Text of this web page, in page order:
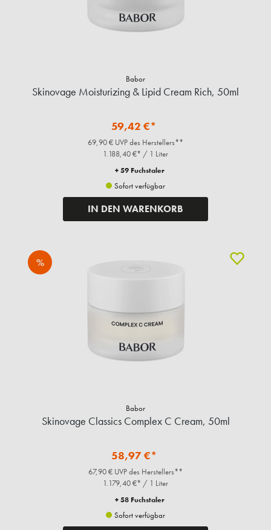
Babor
Skinovage Moisturizing & Lipid Cream Rich, 50ml
59,42 €*
69,90 € UVP des Herstellers**
1.188,40 €* / 1 Liter
+ 59 Fuchstaler
Sofort verfügbar
IN DEN WARENKORB
%
Babor
Skinovage Classics Complex C Cream, 50ml
58,97 €*
67,90 € UVP des Herstellers**
1.179,40 €* / 1 Liter
+ 58 Fuchstaler
Sofort verfügbar